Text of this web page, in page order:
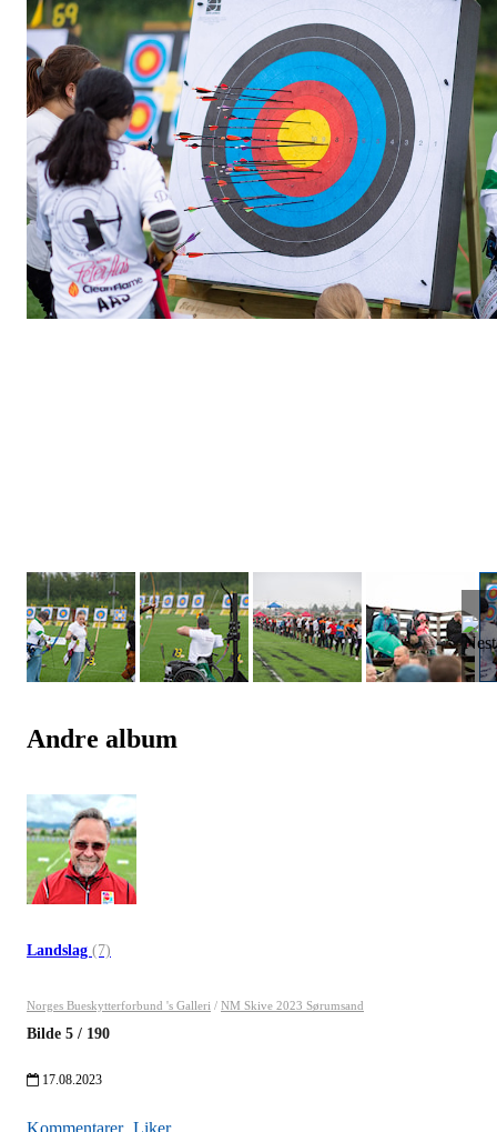
Andre album
Landslag (7)
Norges Bueskytterforbund 's Galleri / NM Skive 2023 Sørumsand
Bilde 5 / 190
17.08.2023
Kommentarer Liker